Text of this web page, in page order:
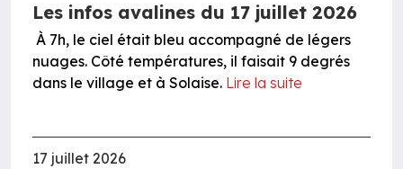
Les infos avalines du 17 juillet 2026
À 7h, le ciel était bleu accompagné de légers
nuages. Côté températures, il faisait 9 degrés
dans le village et à Solaise. Lire la suite
17 juillet 2026